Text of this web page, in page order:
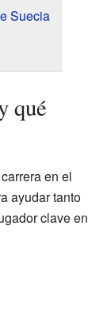
Suecia
qué
en el
ayudar tanto
clave en